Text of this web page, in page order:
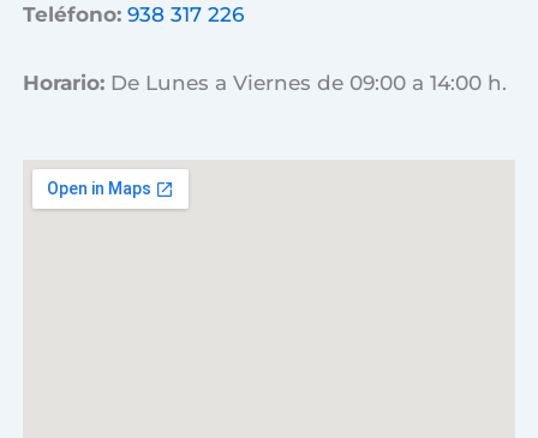
Teléfono: 938 317 226
Horario: De Lunes a Viernes de 09:00 a 14:00 h.